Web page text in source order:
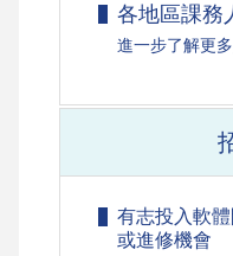
各地區課務
進一步了解更
有志投入軟
或進修機會